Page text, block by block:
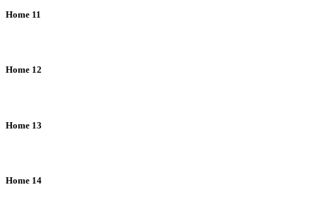
Home 11
Home 12
Home 13
Home 14